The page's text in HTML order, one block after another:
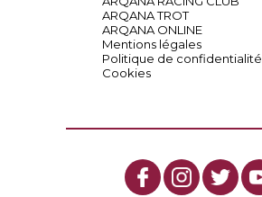
ARQANA TROT
ARQANA ONLINE
Mentions légales
Politique de confidentialité
Cookies